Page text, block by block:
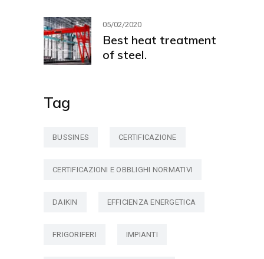
05/02/2020
Best heat treatment
of steel.
Tag
BUSSINES CERTIFICAZIONE
CERTIFICAZIONI E OBBLIGHI NORMATIVI
DAIKIN EFFICIENZA ENERGETICA
FRIGORIFERI IMPIANTI